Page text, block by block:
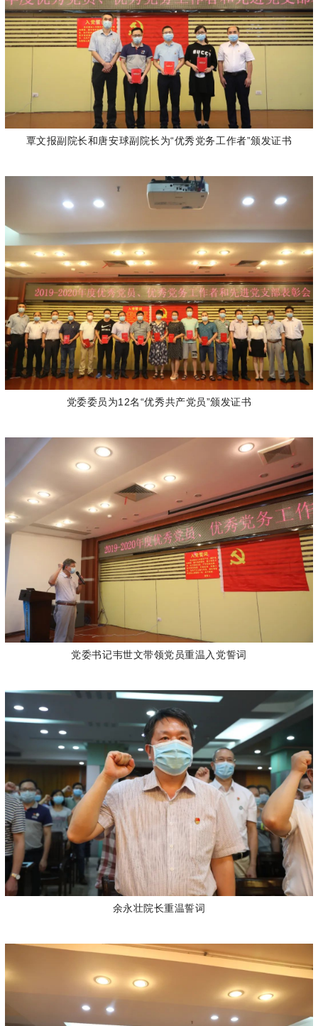
覃文报副院长和唐安球副院长为“优秀党务工作者”颁发证书
党委委员为12名“优秀共产党员”颁发证书
党委书记韦世文带领党员重温入党誓词
余永壮院长重温誓词